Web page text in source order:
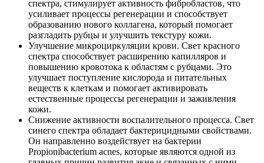
спектра, стимулирует активность фибробластов, что
усиливает процессы регенерации и способствует
образованию нового коллагена, который помогает
разгладить рубцы и улучшить текстуру кожи.
Улучшение микроциркуляции крови. Свет красного
спектра способствует расширению капилляров и
повышению кровотока к областям с рубцами. Это
улучшает поступление кислорода и питательных
веществ к клеткам и помогает активировать
естественные процессы регенерации и заживления
кожи.
Снижение активности воспалительного процесса. Свет
синего спектра обладает бактерицидными свойствами.
Он направленно воздействует на бактерии
Propionibacterium acnes, которые являются одной из